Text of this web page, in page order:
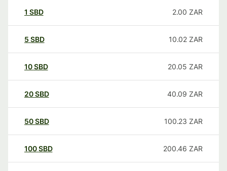
1 SBD 2.00 ZAR
5 SBD 10.02 ZAR
10SBD 20.05 ZAR
20SBD 40.09 ZAR
50SBD 100.23 ZAR
100SBD 200.46 ZAR